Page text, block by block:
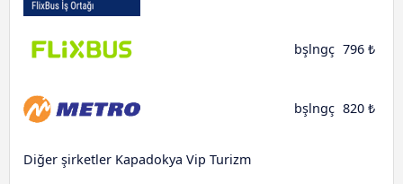
bşlngç 796 ₺
bşlngç 820 ₺
Diğer şirketler Kapadokya Vip Turizm